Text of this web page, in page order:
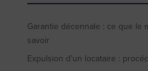
Garantie décennale : ce que le
savoir
Expulsion d’un locataire :